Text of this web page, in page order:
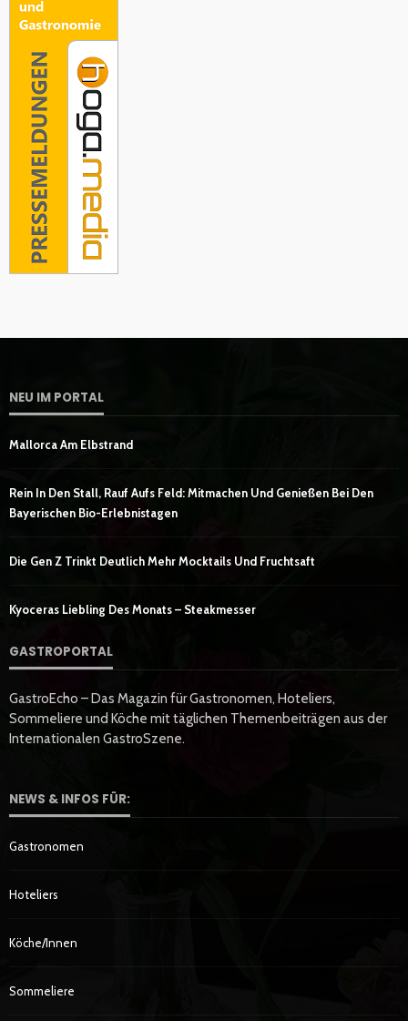
NEU IM PORTAL
Mallorca Am Elbstrand
Rein In Den Stall, Rauf Aufs Feld: Mitmachen Und Genießen Bei Den
Bayerischen Bio-Erlebnistagen
Die Gen Z Trinkt Deutlich Mehr Mocktails Und Fruchtsaft
Kyoceras Liebling Des Monats – Steakmesser
GASTROPORTAL
GastroEcho – Das Magazin für Gastronomen, Hoteliers,
Sommeliere und Köche mit täglichen Themenbeiträgen aus der
Internationalen GastroSzene.
NEWS & INFOS FÜR:
Gastronomen
Hoteliers
Köche/innen
Sommeliere